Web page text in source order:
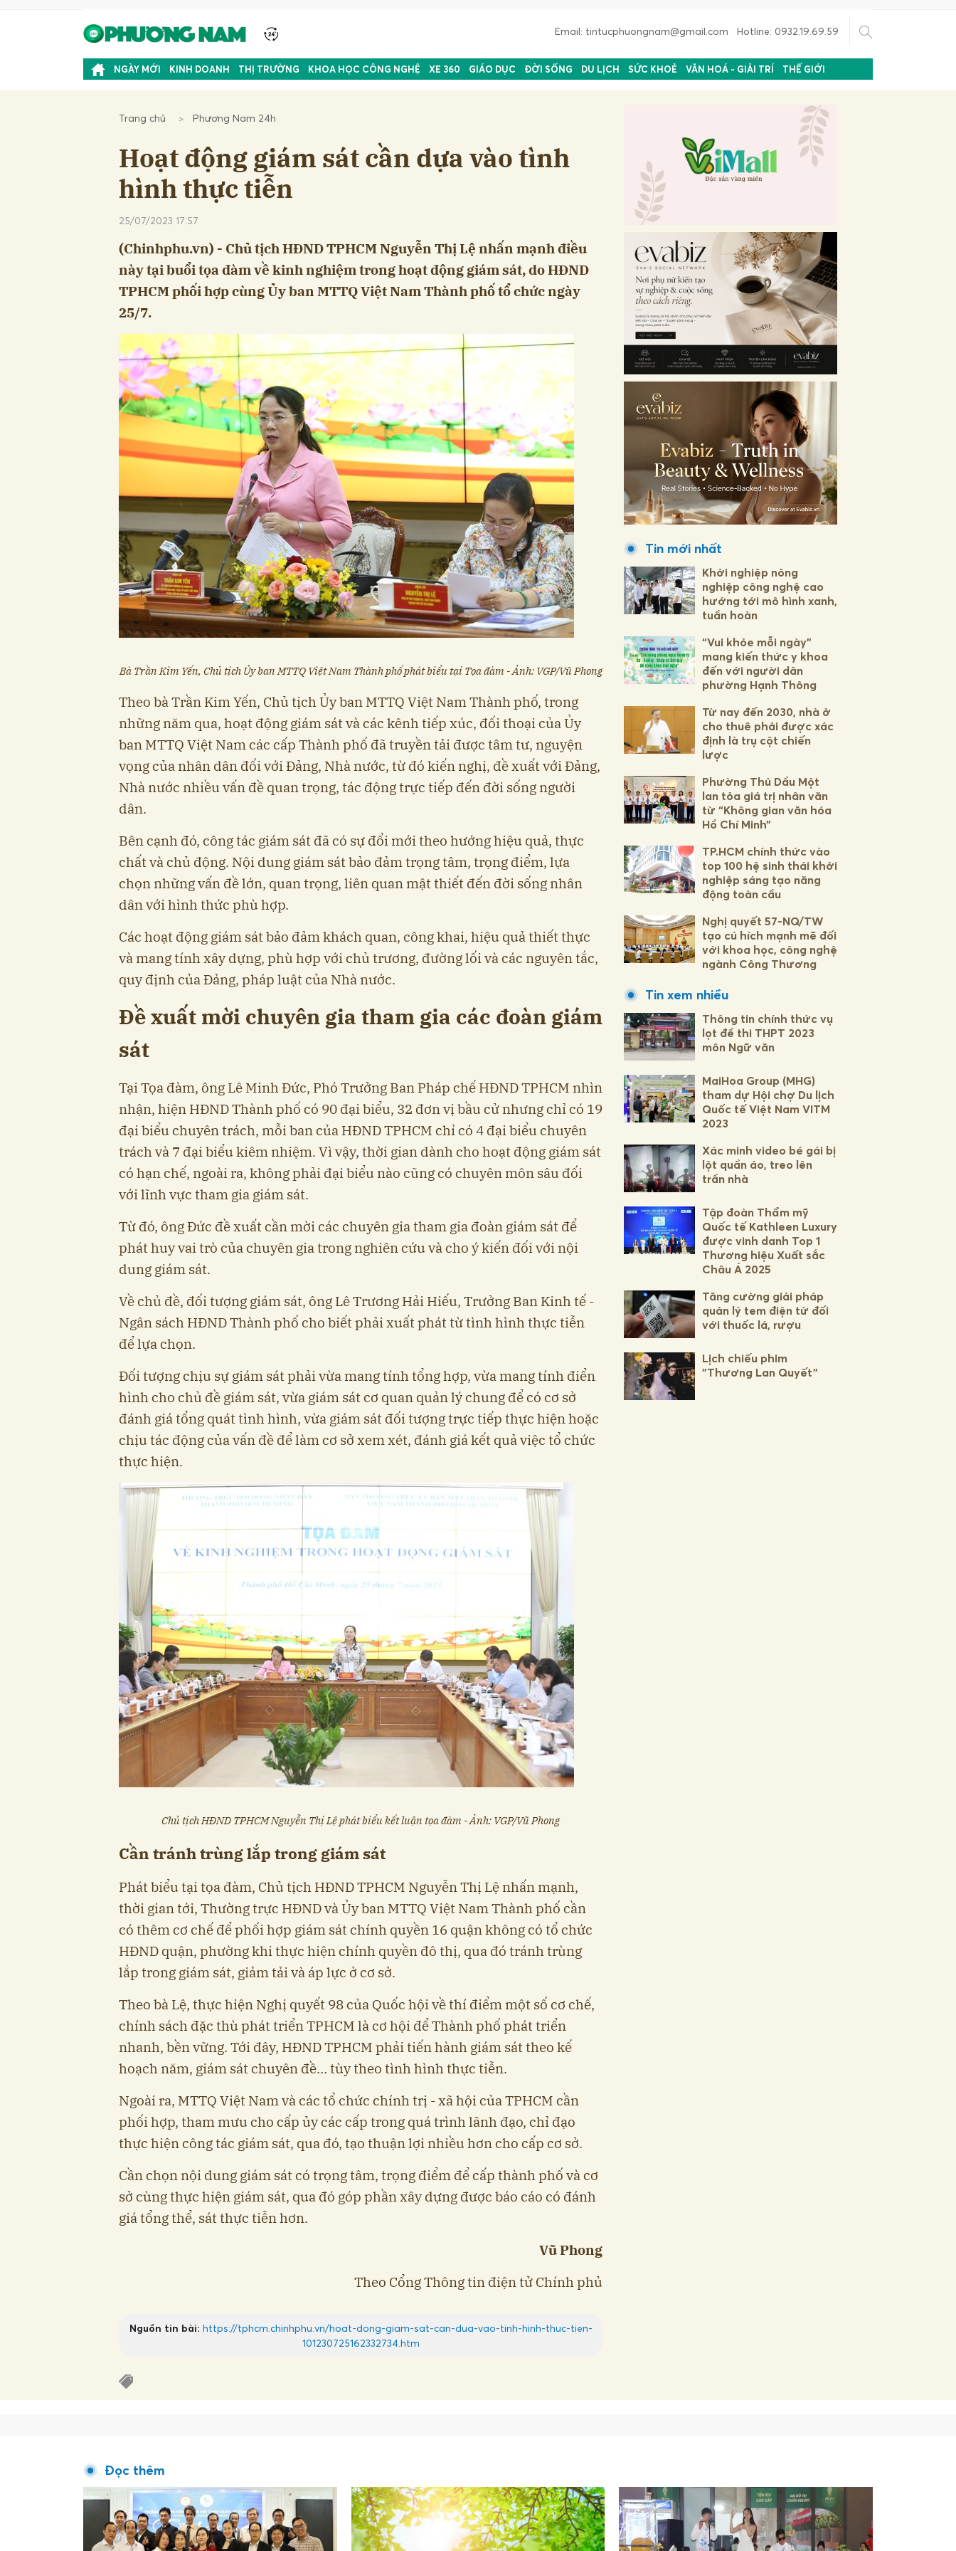
Email: tintucphuongnam@gmail.com Hotline: 0932.19.69.59
NGÀY MỚI KINH DOANH THỊ TRƯỜNG KHOA HỌC CÔNG NGHỆ XE 360 GIÁO DỤC ĐỜI SỐNG DU LỊCH SỨC KHOẺ VĂN HOÁ - GIẢI TRÍ THẾ GIỚI
Trang chủ Phương Nam 24h
Hoạt động giám sát cần dựa vào tình
hình thực tiễn
25/07/2023 17:57
(Chinhphu.vn) - Chủ tịch HĐND TPHCM Nguyễn Thị Lệ nhấn mạnh điều
này tại buổi tọa đàm về kinh nghiệm trong hoạt động giám sát, do HĐND
TPHCM phối hợp cùng Ủy ban MTTQ Việt Nam Thành phố tổ chức ngày
25/7.
Bà Trần Kim Yến, Chủ tịch Ủy ban MTTQ Việt Nam Thành phố phát biểu tại Tọa đàm - Ảnh: VGP/Vũ Phong
Theo bà Trần Kim Yến, Chủ tịch Ủy ban MTTQ Việt Nam Thành phố, trong
những năm qua, hoạt động giám sát và các kênh tiếp xúc, đối thoại của Ủy
ban MTTQ Việt Nam các cấp Thành phố đã truyền tải được tâm tư, nguyện
vọng của nhân dân đối với Đảng, Nhà nước, từ đó kiến nghị, đề xuất với Đảng,
Nhà nước nhiều vấn đề quan trọng, tác động trực tiếp đến đời sống người
dân.
Bên cạnh đó, công tác giám sát đã có sự đổi mới theo hướng hiệu quả, thực
chất và chủ động. Nội dung giám sát bảo đảm trọng tâm, trọng điểm, lựa
chọn những vấn đề lớn, quan trọng, liên quan mật thiết đến đời sống nhân
dân với hình thức phù hợp.
Các hoạt động giám sát bảo đảm khách quan, công khai, hiệu quả thiết thực
và mang tính xây dựng, phù hợp với chủ trương, đường lối và các nguyên tắc,
quy định của Đảng, pháp luật của Nhà nước.
Đề xuất mời chuyên gia tham gia các đoàn giám
sát
Tại Tọa đàm, ông Lê Minh Đức, Phó Trưởng Ban Pháp chế HĐND TPHCM nhìn
nhận, hiện HĐND Thành phố có 90 đại biểu, 32 đơn vị bầu cử nhưng chỉ có 19
đại biểu chuyên trách, mỗi ban của HĐND TPHCM chỉ có 4 đại biểu chuyên
trách và 7 đại biểu kiêm nhiệm. Vì vậy, thời gian dành cho hoạt động giám sát
có hạn chế, ngoài ra, không phải đại biểu nào cũng có chuyên môn sâu đối
với lĩnh vực tham gia giám sát.
Từ đó, ông Đức đề xuất cần mời các chuyên gia tham gia đoàn giám sát để
phát huy vai trò của chuyên gia trong nghiên cứu và cho ý kiến đối với nội
dung giám sát.
Về chủ đề, đối tượng giám sát, ông Lê Trương Hải Hiếu, Trưởng Ban Kinh tế -
Ngân sách HĐND Thành phố cho biết phải xuất phát từ tình hình thực tiễn
để lựa chọn.
Đối tượng chịu sự giám sát phải vừa mang tính tổng hợp, vừa mang tính điển
hình cho chủ đề giám sát, vừa giám sát cơ quan quản lý chung để có cơ sở
đánh giá tổng quát tình hình, vừa giám sát đối tượng trực tiếp thực hiện hoặc
chịu tác động của vấn đề để làm cơ sở xem xét, đánh giá kết quả việc tổ chức
thực hiện.
Chủ tịch HĐND TPHCM Nguyễn Thị Lệ phát biểu kết luận tọa đàm - Ảnh: VGP/Vũ Phong
Cần tránh trùng lắp trong giám sát
Phát biểu tại tọa đàm, Chủ tịch HĐND TPHCM Nguyễn Thị Lệ nhấn mạnh,
thời gian tới, Thường trực HĐND và Ủy ban MTTQ Việt Nam Thành phố cần
có thêm cơ chế để phối hợp giám sát chính quyền 16 quận không có tổ chức
HĐND quận, phường khi thực hiện chính quyền đô thị, qua đó tránh trùng
lắp trong giám sát, giảm tải và áp lực ở cơ sở.
Theo bà Lệ, thực hiện Nghị quyết 98 của Quốc hội về thí điểm một số cơ chế,
chính sách đặc thù phát triển TPHCM là cơ hội để Thành phố phát triển
nhanh, bền vững. Tới đây, HĐND TPHCM phải tiến hành giám sát theo kế
hoạch năm, giám sát chuyên đề… tùy theo tình hình thực tiễn.
Ngoài ra, MTTQ Việt Nam và các tổ chức chính trị - xã hội của TPHCM cần
phối hợp, tham mưu cho cấp ủy các cấp trong quá trình lãnh đạo, chỉ đạo
thực hiện công tác giám sát, qua đó, tạo thuận lợi nhiều hơn cho cấp cơ sở.
Cần chọn nội dung giám sát có trọng tâm, trọng điểm để cấp thành phố và cơ
sở cùng thực hiện giám sát, qua đó góp phần xây dựng được báo cáo có đánh
giá tổng thể, sát thực tiễn hơn.
Vũ Phong
Theo Cổng Thông tin điện tử Chính phủ
Nguồn tin bài: https://tphcm.chinhphu.vn/hoat-dong-giam-sat-can-dua-vao-tinh-hinh-thuc-tien-
101230725162332734.htm
Tin mới nhất
Khởi nghiệp nông
nghiệp công nghệ cao
hướng tới mô hình xanh,
tuần hoàn
“Vui khỏe mỗi ngày”
mang kiến thức y khoa
đến với người dân
phường Hạnh Thông
Từ nay đến 2030, nhà ở
cho thuê phải được xác
định là trụ cột chiến
lược
Phường Thủ Dầu Một
lan tỏa giá trị nhân văn
từ “Không gian văn hóa
Hồ Chí Minh”
TP.HCM chính thức vào
top 100 hệ sinh thái khởi
nghiệp sáng tạo năng
động toàn cầu
Nghị quyết 57-NQ/TW
tạo cú hích mạnh mẽ đối
với khoa học, công nghệ
ngành Công Thương
Tin xem nhiều
Thông tin chính thức vụ
lọt đề thi THPT 2023
môn Ngữ văn
MaiHoa Group (MHG)
tham dự Hội chợ Du lịch
Quốc tế Việt Nam VITM
2023
Xác minh video bé gái bị
lột quần áo, treo lên
trần nhà
Tập đoàn Thẩm mỹ
Quốc tế Kathleen Luxury
được vinh danh Top 1
Thương hiệu Xuất sắc
Châu Á 2025
Tăng cường giải pháp
quản lý tem điện tử đối
với thuốc lá, rượu
Lịch chiếu phim
"Thương Lan Quyết"
Đọc thêm